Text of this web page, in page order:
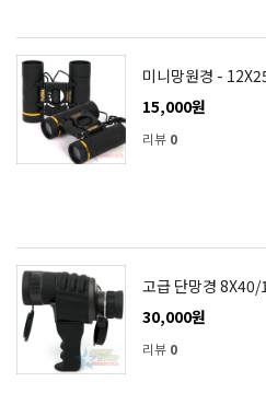
미니망원경 -
15,000원
리뷰 0
고급 단망경 8X40/
30,000원
리뷰 0